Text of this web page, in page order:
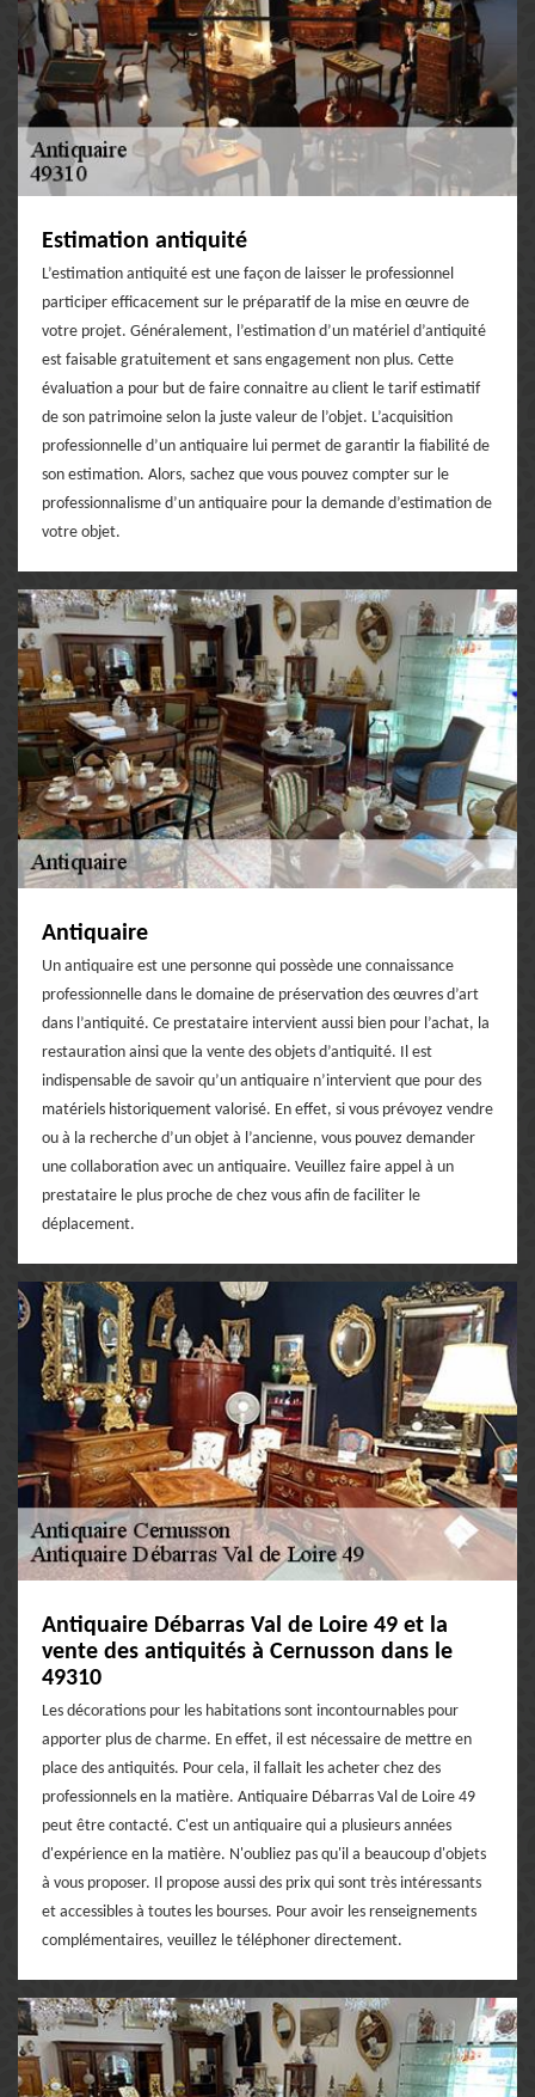
Estimation antiquité
L’estimation antiquité est une façon de laisser le professionnel
participer efficacement sur le préparatif de la mise en œuvre de
votre projet. Généralement, l’estimation d’un matériel d’antiquité
est faisable gratuitement et sans engagement non plus. Cette
évaluation a pour but de faire connaitre au client le tarif estimatif
de son patrimoine selon la juste valeur de l’objet. L’acquisition
professionnelle d’un antiquaire lui permet de garantir la fiabilité de
son estimation. Alors, sachez que vous pouvez compter sur le
professionnalisme d’un antiquaire pour la demande d’estimation de
votre objet.
Antiquaire
Un antiquaire est une personne qui possède une connaissance
professionnelle dans le domaine de préservation des œuvres d’art
dans l’antiquité. Ce prestataire intervient aussi bien pour l’achat, la
restauration ainsi que la vente des objets d’antiquité. Il est
indispensable de savoir qu’un antiquaire n’intervient que pour des
matériels historiquement valorisé. En effet, si vous prévoyez vendre
ou à la recherche d’un objet à l’ancienne, vous pouvez demander
une collaboration avec un antiquaire. Veuillez faire appel à un
prestataire le plus proche de chez vous afin de faciliter le
déplacement.
Antiquaire Débarras Val de Loire 49 et la
vente des antiquités à Cernusson dans le
49310
Les décorations pour les habitations sont incontournables pour
apporter plus de charme. En effet, il est nécessaire de mettre en
place des antiquités. Pour cela, il fallait les acheter chez des
professionnels en la matière. Antiquaire Débarras Val de Loire 49
peut être contacté. C'est un antiquaire qui a plusieurs années
d'expérience en la matière. N'oubliez pas qu'il a beaucoup d'objets
à vous proposer. Il propose aussi des prix qui sont très intéressants
et accessibles à toutes les bourses. Pour avoir les renseignements
complémentaires, veuillez le téléphoner directement.